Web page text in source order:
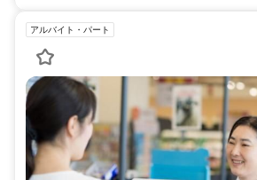
アルバイト・パート